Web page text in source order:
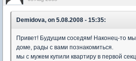
Demidova, on 5.08.2008 - 15:35:
Привет! Будущим соседям! Наконец-то
доме, рады с вами познакомиться.
мы с мужем купили квартиру в первой